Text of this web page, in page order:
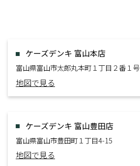
ケーズデンキ 富山本店
富山県富山市太郎丸本町１丁目２番１号
地図で見る
ケーズデンキ 富山豊田店
富山県富山市豊田町１丁目4-15
地図で見る